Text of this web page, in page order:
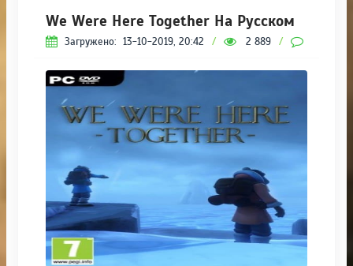
We Were Here Together На Русском
Загружено: 13-10-2019, 20:42 / 2 889 /